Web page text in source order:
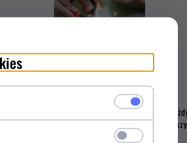
2.0 LIGHT MY FIRE
Scout 2.0, które pozwalają na rozpalenie ogniska w
wygląd, dostępne są w różnych kolorach.Zapalają
jest gwizdek alarmowy.